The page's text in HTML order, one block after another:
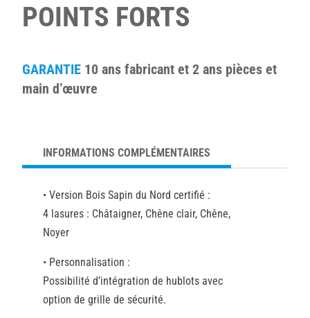
POINTS FORTS
GARANTIE 10 ans fabricant et 2 ans pièces et
main d’œuvre
INFORMATIONS COMPLÉMENTAIRES
• Version Bois Sapin du Nord certifié :
4 lasures : Châtaigner, Chêne clair, Chêne,
Noyer
• Personnalisation :
Possibilité d’intégration de hublots avec
option de grille de sécurité.